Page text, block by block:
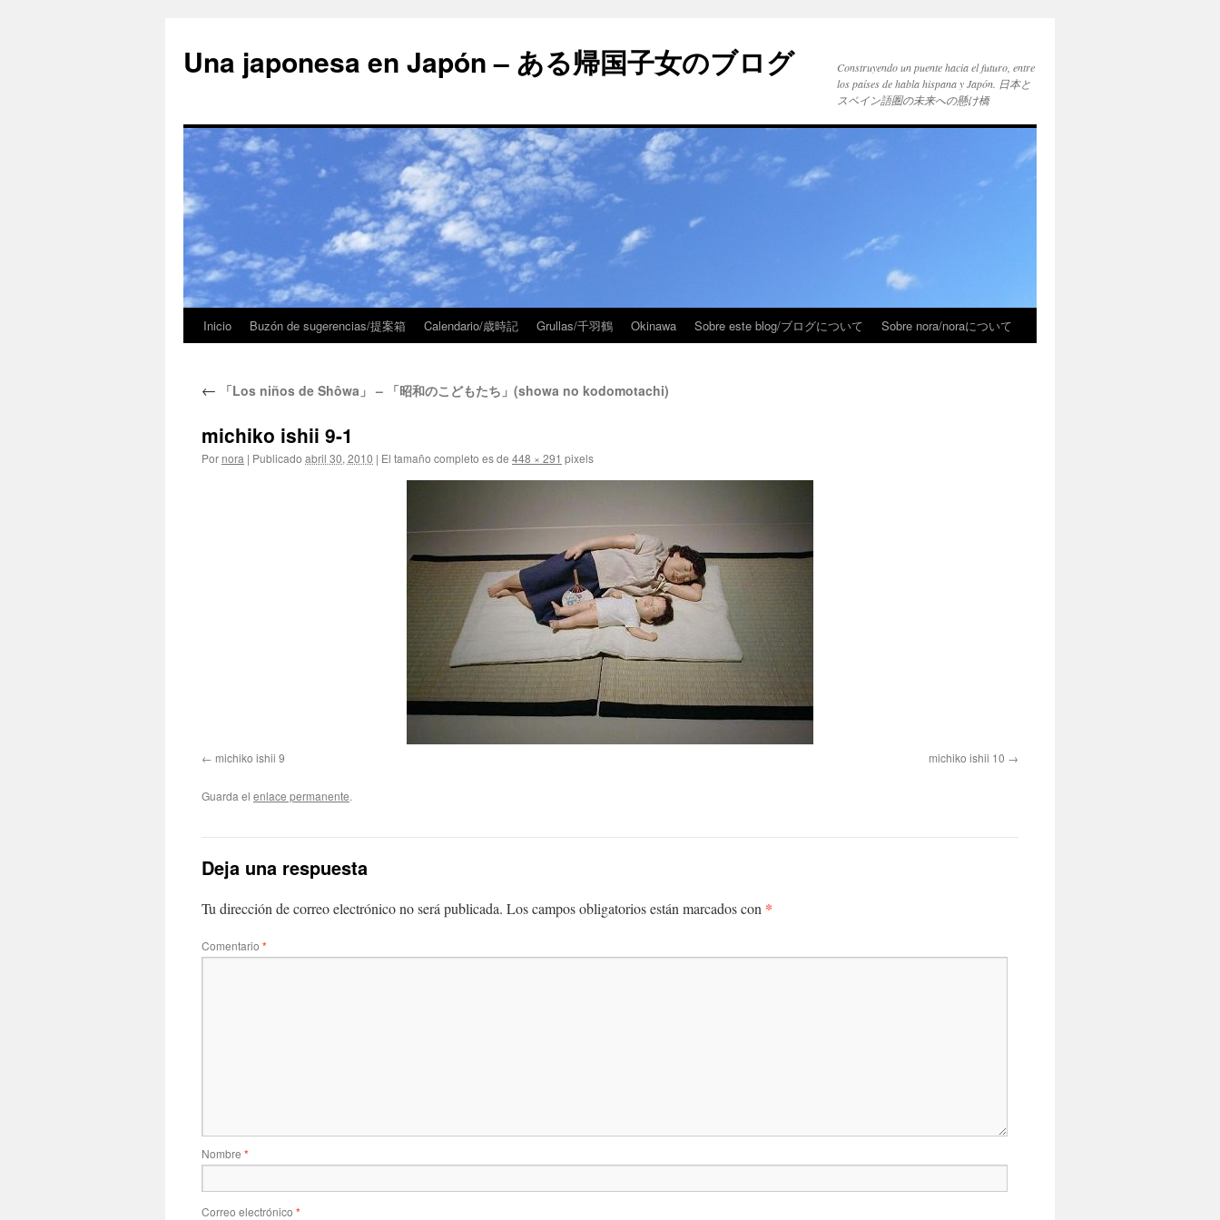
Una japonesa en Japón – ある帰国子女のブログ
Construyendo un puente hacia el futuro, entre
los países de habla hispana y Japón. 日本と
スペイン語圏の未来への懸け橋
Inicio Buzón de sugerencias/提案箱 Calendario/歳時記 Grullas/千羽鶴 Okinawa Sobre este blog/ブログについて Sobre nora/noraについて
← 「Los niños de Shôwa」 – 「昭和のこどもたち」(showa no kodomotachi)
michiko ishii 9-1
Por nora | Publicado abril 30, 2010 | El tamaño completo es de 448 × 291 pixels
michiko ishii 9 michiko ishii 10
Guarda el enlace permanente.
Deja una respuesta
Tu dirección de correo electrónico no será publicada. Los campos obligatorios están marcados con *
Comentario *
Nombre *
Correo electrónico *